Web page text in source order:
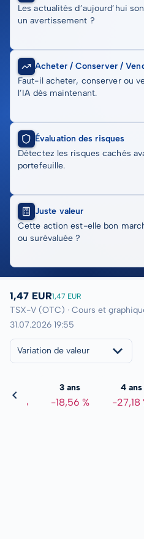
Les actualités d’aujourd’hui
un avertissement ?
Acheter / Conserver /
Faut-il acheter, conserver ou
l’IA dès maintenant.
Évaluation des risques
Détectez les risques cachés
portefeuille.
Juste valeur
Cette action est-elle bon
ou surévaluée ?
1,47 EUR1,47 EUR
TSX-V (OTC) · Cours et
31.07.2026 19:55
Variation de valeur
%
3 ans
-18,56 %
4 ans
-27,18